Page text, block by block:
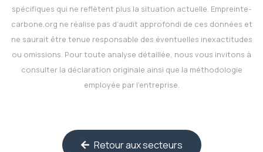
spécifiques qui ne reflètent plus la situation actuelle. Empreinte-
carbone.org ne réalise pas d’audit approfondi de ces données et
ne saurait être tenue responsable des éventuelles inexactitudes
ou omissions. Pour toute analyse détaillée, nous vous invitons à
consulter la déclaration originale ainsi que la méthodologie
employée par l’entreprise.
Retour aux secteurs